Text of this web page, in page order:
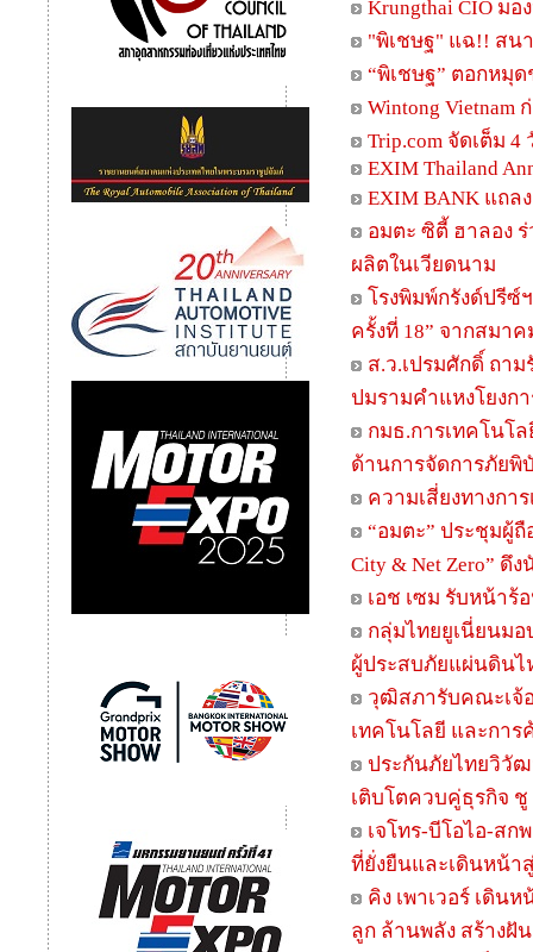
Krungthai CIO ม
"พิเชษฐ" แฉ!! สน
“พิเชษฐ” ตอกหมุ
Wintong Vietnam
Trip.com จัดเต็ม
EXIM Thailand
EXIM BANK แถล
อมตะ ซิตี้ ฮาลอง ร่
ผลิตในเวียดนาม
โรงพิมพ์กรังด์ปรีซ์
ครั้งที่ 18” จากสมา
ส.ว.เปรมศักดิ์ ถา
ปมรามคำแหงโยงกา
กมธ.การเทคโนโ
ด้านการจัดการภัยพิ
ความเสี่ยงทางกา
“อมตะ” ประชุมผู้
City & Net Zero”
เอช เซม รับหน้าร้
กลุ่มไทยยูเนี่ยนมอ
ผู้ประสบภัยแผ่นดินไ
วุฒิสภารับคณะเจ้
เทคโนโลยี และการ
ประกันภัยไทยวิวัฒ
เติบโตควบคู่ธุรกิจ ชู
เจโทร-บีโอไอ-สก
ที่ยั่งยืนและเดินหน้า
คิง เพาเวอร์ เดิน
ลูก ล้านพลัง สร้างฝัน